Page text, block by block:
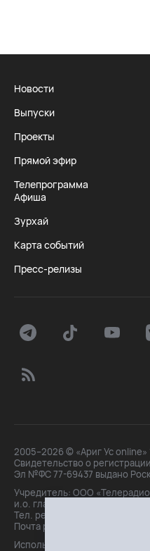
Новости
Выпуски
Проекты
Прямой эфир
Телепрограмма
Афиша
Зурхай
Карта событий
Пресс-релизы
2005–2026 © «Ариг Ус online»
Свидетельство о
Эл №ФС 77-69437 выдано
Учредитель: ООО
и.о. главного редактора:
Тел. peдakции: +7(3012)21-30-
Почта peдakции:
Использование материалов